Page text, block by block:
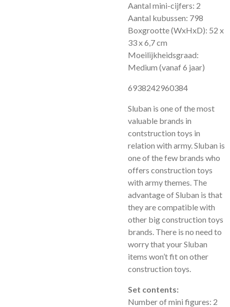
Aantal mini-cijfers: 2
Aantal kubussen: 798
Boxgrootte (WxHxD): 52 x
33 x 6,7 cm
Moeilijkheidsgraad:
Medium (vanaf 6 jaar)
6938242960384
Sluban is one of the most
valuable brands in
contstruction toys in
relation with army. Sluban is
one of the few brands who
offers construction toys
with army themes. The
advantage of Sluban is that
they are compatible with
other big construction toys
brands. There is no need to
worry that your Sluban
items won’t fit on other
construction toys.
Set contents:
Number of mini figures: 2